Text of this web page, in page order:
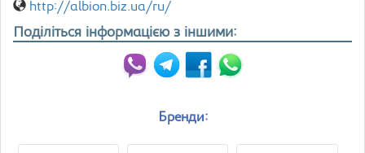
http://albion.biz.ua/ru/
Поділіться інформацією з іншими:
Бренди: